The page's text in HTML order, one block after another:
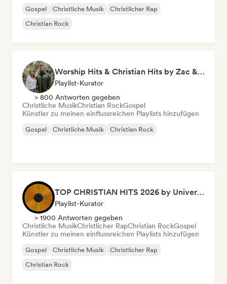
Gospel Christliche Musik
Christlicher Rap
Christian Rock
Worship Hits & Christian Hits by Zac & Mikaela
Playlist-Kurator
> 800 Antworten gegeben
Christliche MusikChristian RockGospel
Künstler zu meinen einflussreichen Playlists hinzufügen
Gospel Christliche Musik Christian Rock
TOP CHRISTIAN HITS 2026 by Universal Hits
Playlist-Kurator
> 1900 Antworten gegeben
Christliche MusikChristlicher RapChristian RockGospel
Künstler zu meinen einflussreichen Playlists hinzufügen
Gospel Christliche Musik
Christlicher Rap
Christian Rock